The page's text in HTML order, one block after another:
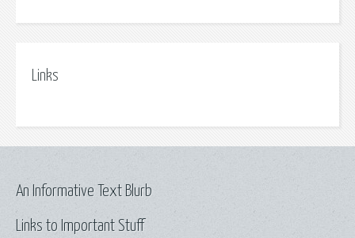
Links
Links to Important Stuff
An Informative Text Blurb